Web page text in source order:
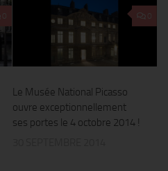
Le Musée National Picasso
ouvre exceptionnellement
ses portes le 4 octobre 2014 !